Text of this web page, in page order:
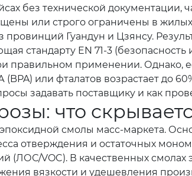
без технической документации,
или строго ограничены в
Гуандун и Цзянсу.
стандарту EN 71-3
применении. Однако,
или фталатов возрастает до
задавать поставщику и как
что
смолы масс-маркета.
отверждения и остаточных
VOC). В качественных смолах
вязкости и удешевления